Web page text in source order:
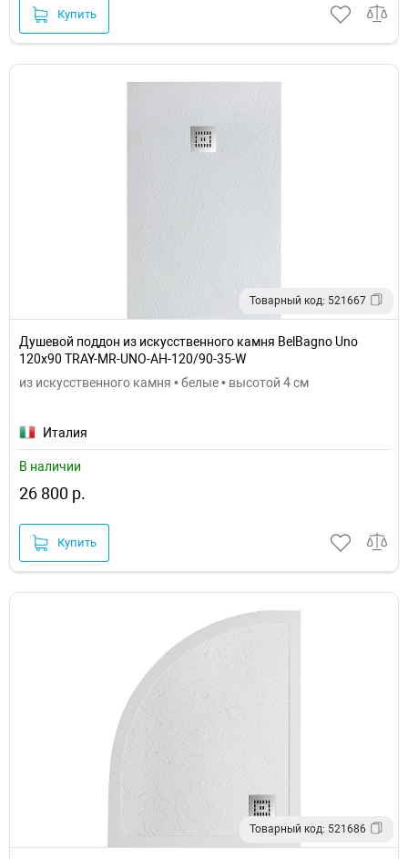
Купить
Товарный код: 521667
Душевой поддон из искусственного камня BelBagno Uno
120x90 TRAY-MR-UNO-AH-120/90-35-W
из искусственного камня • белые • высотой 4 см
Италия
В наличии
26 800 р.
Купить
Товарный код: 521686